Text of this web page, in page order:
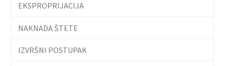
EKSPROPRIJACIJA
NAKNADA ŠTETE
IZVRŠNI POSTUPAK